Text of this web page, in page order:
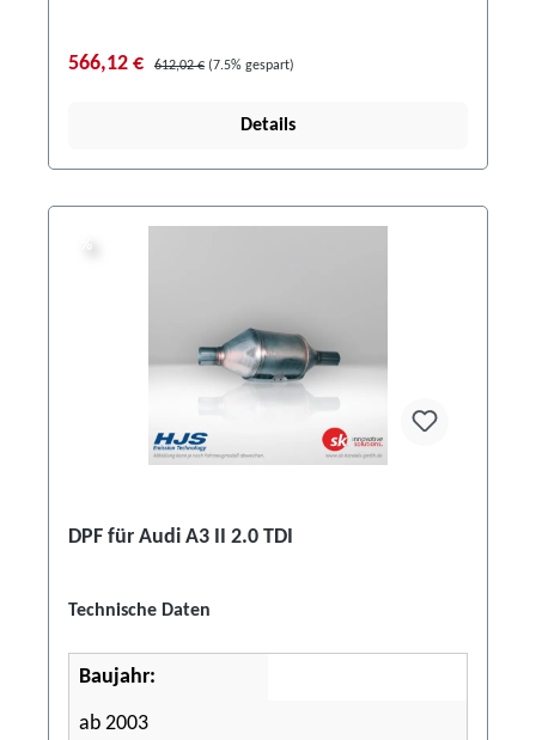
566,12 € 612,02 € (7.5% gespart)
Details
DPF für Audi A3 II 2.0 TDI
Technische Daten
Baujahr:
ab 2003